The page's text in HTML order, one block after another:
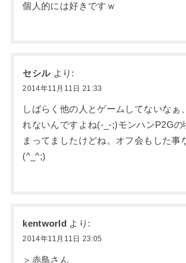
個人的には好きですｗ
セシル より:
2014年11月11日 21:33
しばらく他の人とゲームしてないなぁ
れないんですよね(-_-;)モンハンP2Gの
まってましたけどね。オフ会もした事
(^_^;)
kentworld より:
2014年11月11日 23:05
＞赤鳥さん